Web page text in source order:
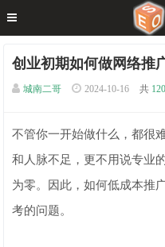
创业初期如何做网络推
城南二哥 2024-10-16 共 120
不管你一开始做什么，都很
和人脉不足，更不用说专业
为零。因此，如何低成本推
考的问题。